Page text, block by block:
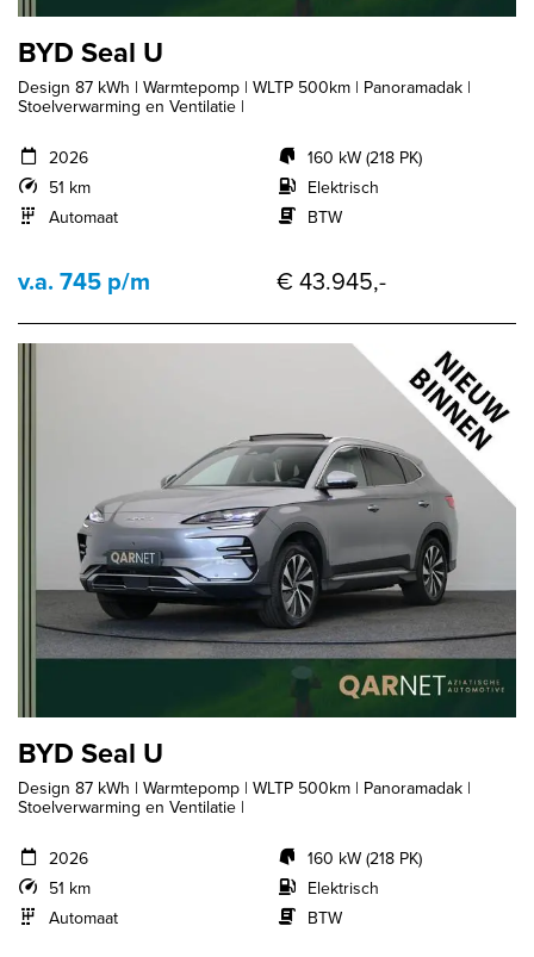
BYD Seal U
Design 87 kWh | Warmtepomp | WLTP 500km | Panoramadak |
Stoelverwarming en Ventilatie |
2026
51 km
Automaat
160 kW (218 PK)
Elektrisch
BTW
v.a. 745 p/m € 43.945,-
BYD Seal U
Design 87 kWh | Warmtepomp | WLTP 500km | Panoramadak |
Stoelverwarming en Ventilatie |
2026
51 km
Automaat
160 kW (218 PK)
Elektrisch
BTW